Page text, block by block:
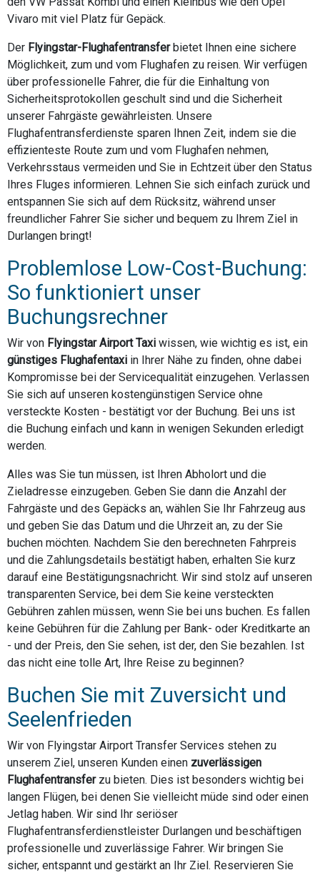
Vivaro mit viel Platz für Gepäck.
Der Flyingstar-Flughafentransferbietet Ihnen eine sichere
Möglichkeit, zum und vom Flughafen zu reisen. Wir verfügen
über professionelle Fahrer, die für die Einhaltung von
Sicherheitsprotokollen geschult sind und die Sicherheit
unserer Fahrgäste gewährleisten. Unsere
Flughafentransferdienste sparen Ihnen Zeit, indem sie die
effizienteste Route zum und vom Flughafen nehmen,
Verkehrsstaus vermeiden und Sie in Echtzeit über den Status
Ihres Fluges informieren. Lehnen Sie sich einfach zurück und
entspannen Sie sich auf dem Rücksitz, während unser
freundlicher Fahrer Sie sicher und bequem zu Ihrem Ziel in
Durlangen bringt!
Problemlose Low-Cost-Buchung:
So funktioniert unser
Buchungsrechner
Wir von Flyingstar Airport Taxi wissen, wie wichtig es ist, ein
günstiges Flughafentaxi in Ihrer Nähe zu finden, ohne dabei
Kompromisse bei der Servicequalität einzugehen. Verlassen
Sie sich auf unseren kostengünstigen Service ohne
versteckte Kosten - bestätigt vor der Buchung. Bei uns ist
die Buchung einfach und kann in wenigen Sekunden erledigt
werden.
Alles was Sie tun müssen, ist Ihren Abholort und die
Zieladresse einzugeben. Geben Sie dann die Anzahl der
Fahrgäste und des Gepäcks an, wählen Sie Ihr Fahrzeug aus
und geben Sie das Datum und die Uhrzeit an, zu der Sie
buchen möchten. Nachdem Sie den berechneten Fahrpreis
und die Zahlungsdetails bestätigt haben, erhalten Sie kurz
darauf eine Bestätigungsnachricht. Wir sind stolz auf unseren
transparenten Service, bei dem Sie keine versteckten
Gebühren zahlen müssen, wenn Sie bei uns buchen. Es fallen
keine Gebühren für die Zahlung per Bank- oder Kreditkarte an
- und der Preis, den Sie sehen, ist der, den Sie bezahlen. Ist
das nicht eine tolle Art, Ihre Reise zu beginnen?
Buchen Sie mit Zuversicht und
Seelenfrieden
Wir von Flyingstar Airport Transfer Services stehen zu
unserem Ziel, unseren Kunden einen zuverlässigen
Flughafentransferzu bieten. Dies ist besonders wichtig bei
langen Flügen, bei denen Sie vielleicht müde sind oder einen
Jetlag haben. Wir sind Ihr seriöser
Flughafentransferdienstleister Durlangen und beschäftigen
professionelle und zuverlässige Fahrer. Wir bringen Sie
sicher, entspannt und gestärkt an Ihr Ziel. Reservieren Sie